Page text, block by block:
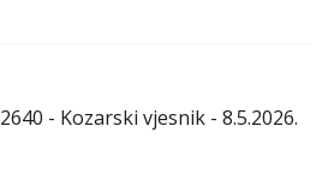
2640 - Kozarski vjesnik - 8.5.2026.